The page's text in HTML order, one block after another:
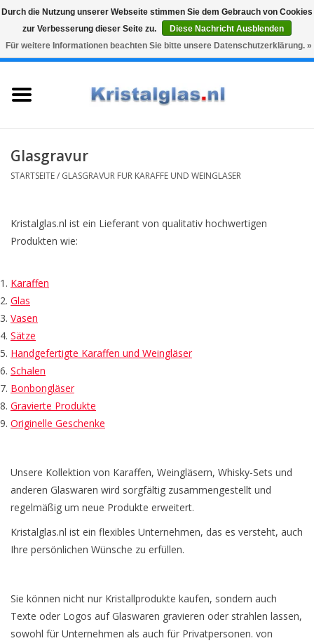
Snelle levering
Graveren
0 Artikel - €0,00
Karaffen
Vasen
Geschenke
Kaffee & Tee
Bar & Wein
Glasgravur
STARTSEITE/ GLASGRAVUR FUR KARAFFE UND WEINGLASER
Kristalglas.nl ist ein Lieferant von qualitativ hochwertigen
Produkten wie:
Karaffen
Glas
Vasen
Sätze
Handgefertigte Karaffen und Weingläser
Schalen
Bonbongläser
Gravierte Produkte
Originelle Geschenke
Unsere Kollektion von Karaffen, Weingläsern, Whisky-Sets und
anderen Glaswaren wird sorgfältig zusammengestellt und
regelmäßig um neue Produkte erweitert.
Kristalglas.nl ist ein flexibles Unternehmen, das es versteht, auch
Ihre persönlichen Wünsche zu erfüllen.
Sie können nicht nur Kristallprodukte kaufen, sondern auch
Texte oder Logos auf Glaswaren gravieren oder strahlen lassen,
sowohl für Unternehmen als auch für Privatpersonen. von
Durch die Nutzung unserer Webseite stimmen Sie dem Gebrauch von Cookies
zur Verbesserung dieser Seite zu.
Diese Nachricht Ausblenden
Für weitere Informationen beachten Sie bitte unsere Datenschutzerklärung. »